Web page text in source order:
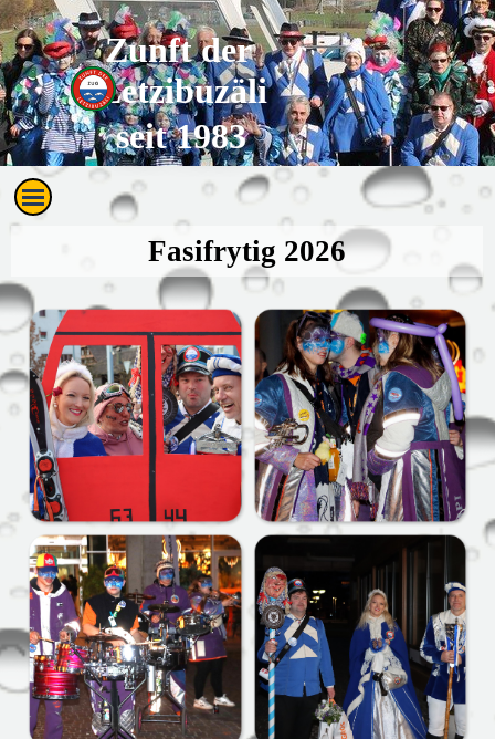
Direkt zum Seiteninhalt
Zunft der
Letzibuzäli
seit 1983
Menü überspringen
Fasifrytig 2026